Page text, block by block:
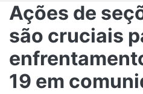
Ações de
são cruciais
19 em